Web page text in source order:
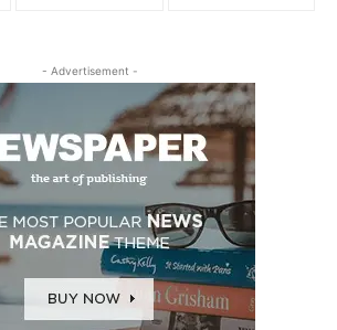
- Advertisement -